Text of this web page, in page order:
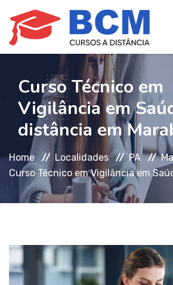
CURSOS TÉCNICOS(EAD)
EDIFICAÇÕES
SEG. TRABALHO
TRANS. IMOBILIÁRIAS(TTI)
Curso Técnico em
Vigilância em
distância em
Home Localidades PA
Curso Técnico em Vigilância em